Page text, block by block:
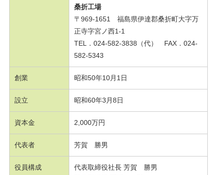
桑折工場
〒969-1651 福島県伊達郡桑折町大字万
正寺字宮ノ西1-1
TEL．024-582-3838（代） FAX．024-
582-5343
創業 昭和50年10月1日
設立 昭和60年3月8日
資本金 2,000万円
代表者 芳賀 勝男
役員構成
代表取締役社長 芳賀 勝男